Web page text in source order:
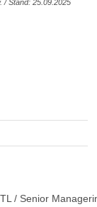
/ Stand: 25.09.2025
/ Senior